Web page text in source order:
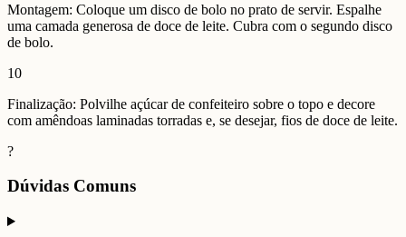
Montagem: Coloque um disco de bolo no prato de servir. Espalhe
uma camada generosa de doce de leite. Cubra com o segundo disco
de bolo.
10
Finalização: Polvilhe açúcar de confeiteiro sobre o topo e decore
com amêndoas laminadas torradas e, se desejar, fios de doce de leite.
?
Dúvidas Comuns